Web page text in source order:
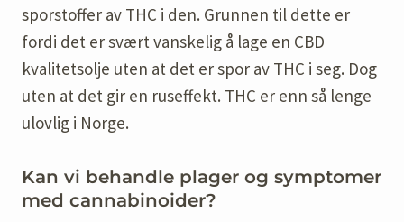
sporstoffer av THC i den. Grunnen til dette er
fordi det er svært vanskelig å lage en CBD
kvalitetsolje uten at det er spor av THC i seg. Dog
uten at det gir en ruseffekt. THC er enn så lenge
ulovlig i Norge.
Kan vi behandle plager og symptomer
med cannabinoider?